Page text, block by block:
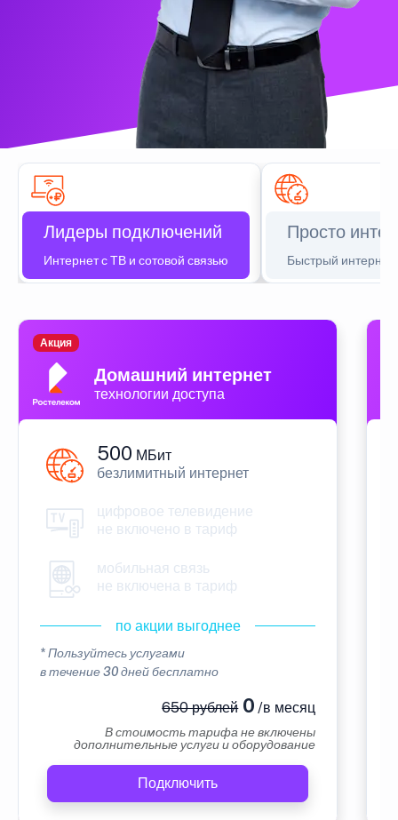
Лидеры подключений
Интернет с ТВ и сотовой связью
Просто
Быстрый интернет
Домашний интернет
технологии доступа
Акция
500 МБит
безлимитный интернет
цифровое телевидение
не включено в тариф
мобильная связь
не включена в тариф
по акции выгоднее
* Пользуйтесь услугами
в течение 30 дней бесплатно
650 рублей0 /в месяц
В стоимость тарифа не включены
дополнительные услуги и оборудование
Подключить